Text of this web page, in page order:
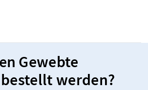
Gewebte
werden?